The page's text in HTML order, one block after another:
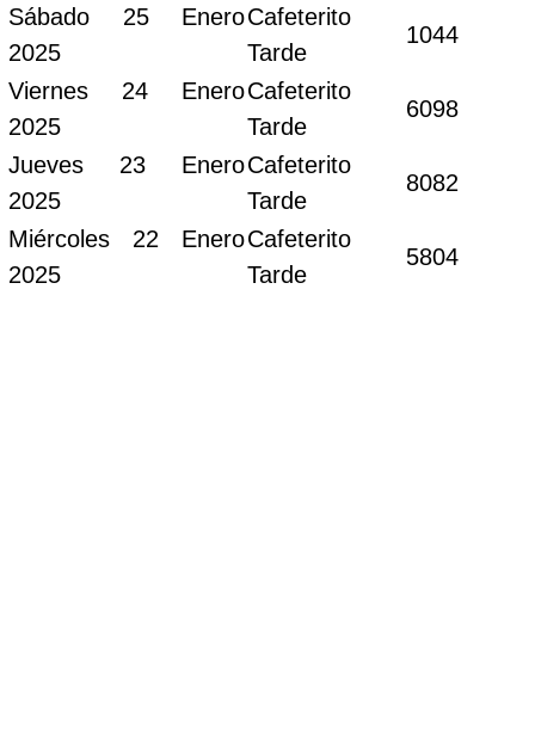
Sábado 25 Enero
2025
Cafeterito
Tarde
1044
Viernes 24 Enero
2025
Cafeterito
Tarde
6098
Jueves 23 Enero
2025
Cafeterito
Tarde
8082
Miércoles 22 Enero
2025
Cafeterito
Tarde
5804